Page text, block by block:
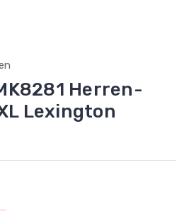
Herren-
Lexington